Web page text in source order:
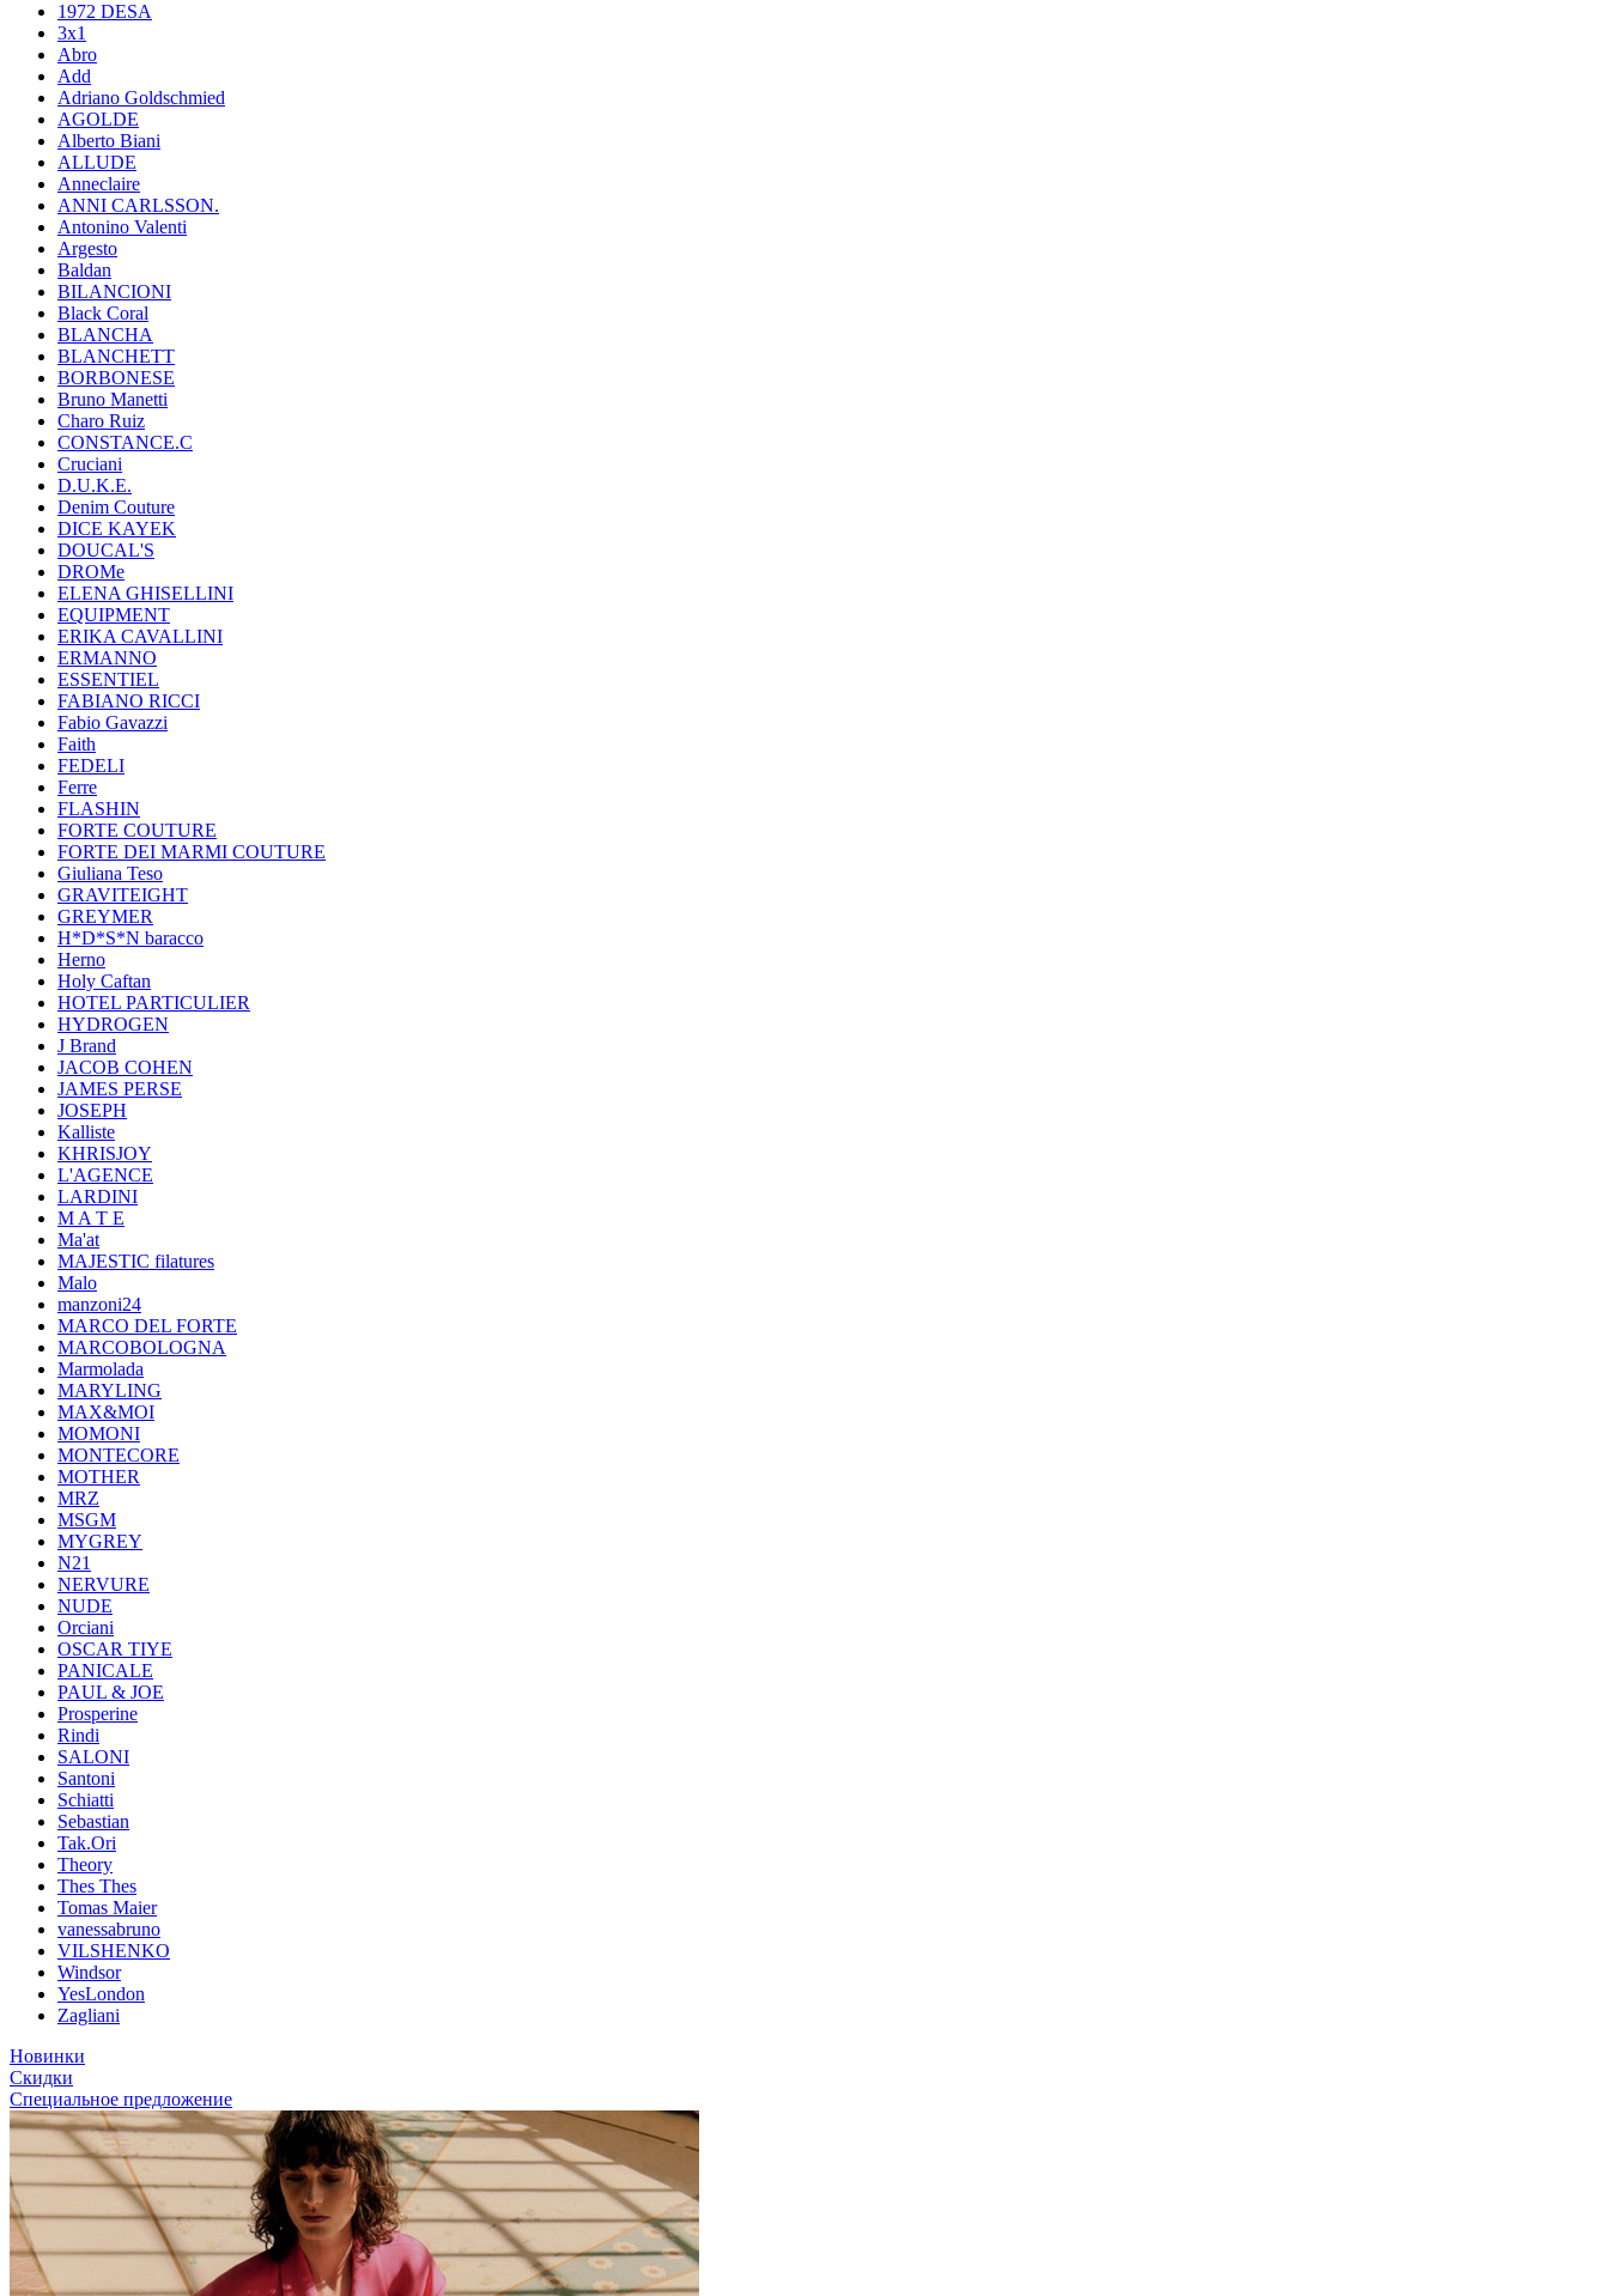
1972 DESA
3x1
Abro
Add
Adriano Goldschmied
AGOLDE
Alberto Biani
ALLUDE
Anneclaire
ANNI CARLSSON.
Antonino Valenti
Argesto
Baldan
BILANCIONI
Black Coral
BLANCHA
BLANCHETT
BORBONESE
Bruno Manetti
Charo Ruiz
CONSTANCE.C
Cruciani
D.U.K.E.
Denim Couture
DICE KAYEK
DOUCAL'S
DROMe
ELENA GHISELLINI
EQUIPMENT
ERIKA CAVALLINI
ERMANNO
ESSENTIEL
FABIANO RICCI
Fabio Gavazzi
Faith
FEDELI
Ferre
FLASHIN
FORTE COUTURE
FORTE DEI MARMI COUTURE
Giuliana Teso
GRAVITEIGHT
GREYMER
H*D*S*N baracco
Herno
Holy Caftan
HOTEL PARTICULIER
HYDROGEN
J Brand
JACOB COHEN
JAMES PERSE
JOSEPH
Kalliste
KHRISJOY
L'AGENCE
LARDINI
M A T E
Ma'at
MAJESTIC filatures
Malo
manzoni24
MARCO DEL FORTE
MARCOBOLOGNA
Marmolada
MARYLING
MAX&MOI
MOMONI
MONTECORE
MOTHER
MRZ
MSGM
MYGREY
N21
NERVURE
NUDE
Orciani
OSCAR TIYE
PANICALE
PAUL & JOE
Prosperine
Rindi
SALONI
Santoni
Schiatti
Sebastian
Tak.Ori
Theory
Thes Thes
Tomas Maier
vanessabruno
VILSHENKO
Windsor
YesLondon
Zagliani
Новинки
Скидки
Специальное предложение